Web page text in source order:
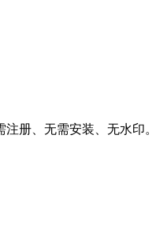
册、无需安装、无水印。